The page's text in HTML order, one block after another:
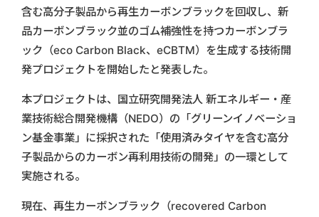
含む高分子製品から再生カーボンブラックを回収し、新
品カーボンブラック並のゴム補強性を持つカーボンブラ
ック（eco Carbon Black、eCBTM）を生成する技術開
発プロジェクトを開始したと発表した。
本プロジェクトは、国立研究開発法人 新エネルギー・産
業技術総合開発機構（NEDO）の「グリーンイノベーショ
ン基金事業」に採択された「使用済みタイヤを含む高分
子製品からのカーボン再利用技術の開発」の一環として
実施される。
現在、再生カーボンブラック（recovered Carbon